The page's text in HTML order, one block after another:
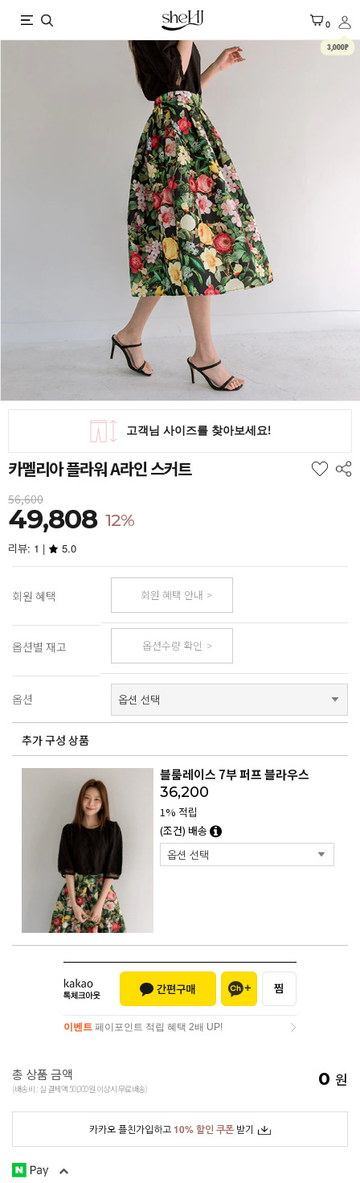
X 0
3,000P
카멜리아 플라워 A라인 스커트
56,600
49,808 12%
리뷰: 1 | 5.0
회원 혜택 회원 혜택 안내
옵션별 재고 옵션수량 확인
옵션
추가 구성 상품
블룸레이스 7부 퍼프 블라우스
36,200
1% 적립
(조건) 배송
이벤트 페이포인트 적립 혜택 2배 UP!
총 상품 금액
(배송비 : 실 결제액 50,000원 이상시 무료배송) 0 원
카카오 플친가입하고10% 할인 쿠폰 받기